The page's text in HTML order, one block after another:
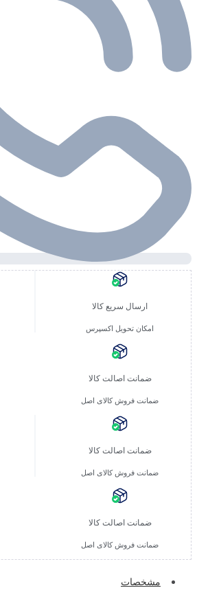
ارسال سریع کالا
امکان تحویل اکسپرس
ضمانت اصالت کالا
ضمانت فروش کالای اصل
ضمانت اصالت کالا
ضمانت فروش کالای اصل
ضمانت اصالت کالا
ضمانت فروش کالای اصل
مشخصات